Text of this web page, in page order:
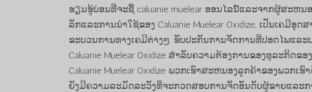
ຮຽນຮູ້ບ່ອນທີ່ຈະຊື້ caluanie muelear ອອນໄລນ໌ແລະຈາກຜູ້ສະຫ
ລັກ​ແລະ​ການ​ນໍາ​ໃຊ້​ຂອງ Caluanie Muelear Oxidize​, ເປັນ​ເຄ​ມີ​
ຂະ​ບວນ​ການ​ທາງ​ເຄ​ມີ​ຕ່າງໆ​. ຮັບປະກັນການຈັດການທີ່ປອດໄພແລ
Caluanie Muelear Oxidize ສໍາລັບຄວາມຕ້ອງການຂອງທຸລະກິດ
Caluanie Muelear Oxidize ພວກເຮົາສະຫນອງລູກຄ້າຂອງພວ
ຍັງມີຄວາມລະມັດລະວັງທີ່ຈະກວດສອບການຈັດອັນດັບຜູ້ຂາຍແລະ